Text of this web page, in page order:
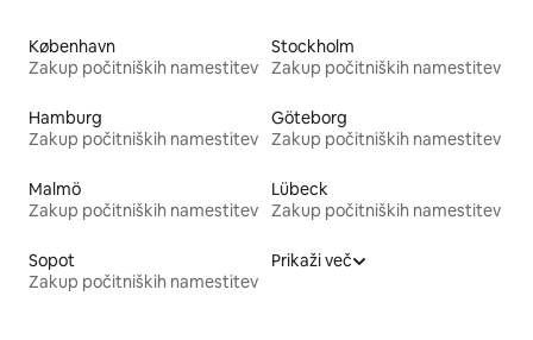
København
Zakup počitniških namestitev
Stockholm
Zakup počitniških namestitev
Hamburg
Zakup počitniških namestitev
Göteborg
Zakup počitniških namestitev
Malmö
Zakup počitniških namestitev
Lübeck
Zakup počitniških namestitev
Sopot
Zakup počitniških namestitev
Prikaži več